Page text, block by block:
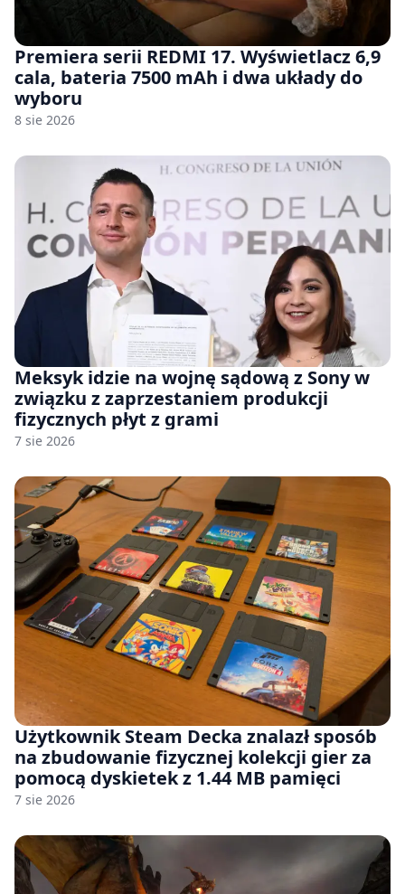
Premiera serii REDMI 17. Wyświetlacz 6,9
cala, bateria 7500 mAh i dwa układy do
wyboru
8 sie 2026
Meksyk idzie na wojnę sądową z Sony w
związku z zaprzestaniem produkcji
fizycznych płyt z grami
7 sie 2026
Użytkownik Steam Decka znalazł sposób
na zbudowanie fizycznej kolekcji gier za
pomocą dyskietek z 1.44 MB pamięci
7 sie 2026